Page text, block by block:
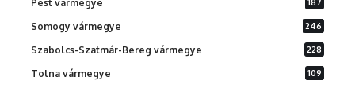
Pest vármegye
Somogy vármegye 246
Szabolcs-Szatmár-Bereg vármegye 228
Tolna vármegye 109